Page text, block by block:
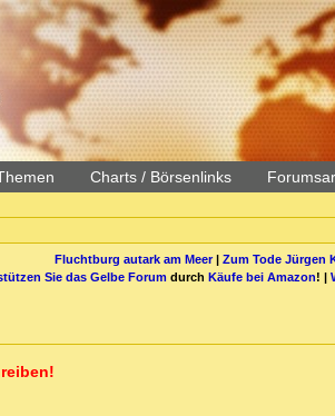
Charts / Börsenlinks
Fluchtburg autark am Meer| Zum Tode Jürgen
Sie das Gelbe Forum durch Käufe bei Amazon! |